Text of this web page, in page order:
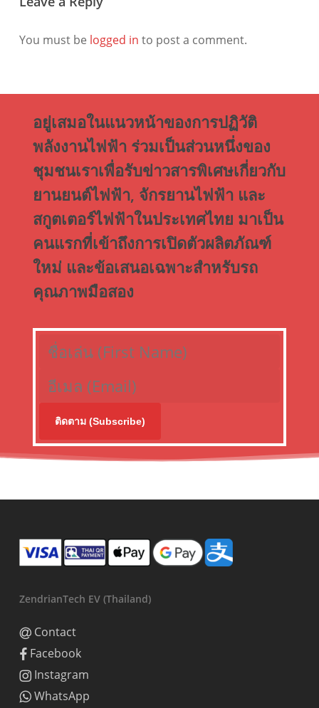
You must be logged in to post a comment.
อยู่เสมอในแนวหน้าของการปฏิวัติ
พลังงานไฟฟ้า ร่วมเป็นส่วนหนึ่งของ
ชุมชนเราเพื่อรับข่าวสารพิเศษเกี่ยวกับ
ยานยนต์ไฟฟ้า, จักรยานไฟฟ้า และ
สกูตเตอร์ไฟฟ้าในประเทศไทย มาเป็น
คนแรกที่เข้าถึงการเปิดตัวผลิตภัณฑ์
ใหม่ และข้อเสนอเฉพาะสำหรับรถ
คุณภาพมือสอง
ติดตาม (Subscribe)
ZendrianTech EV (Thailand)
Contact
Facebook
Instagram
WhatsApp